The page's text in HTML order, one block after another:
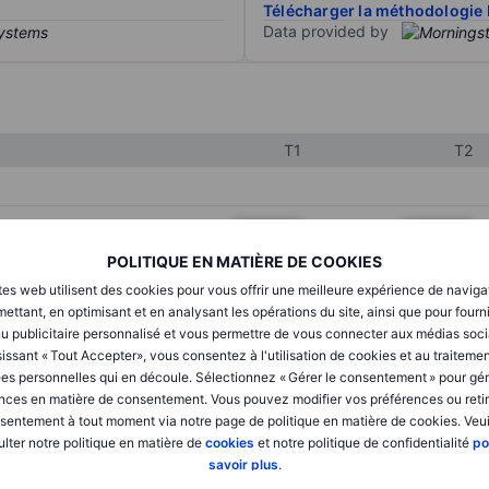
POLITIQUE EN MATIÈRE DE COOKIES
web utilisent des cookies pour vous offrir une meilleure expérience de
en optimisant et en analysant les opérations du site, ainsi que pour
publicitaire personnalisé et vous permettre de vous connecter aux médias
« Tout Accepter», vous consentez à l'utilisation de cookies et au
personnelles qui en découle. Sélectionnez « Gérer le consentement » pour
en matière de consentement. Vous pouvez modifier vos préférences ou
à tout moment via notre page de politique en matière de cookies.
notre politique en matière de cookies et notre politique de confidentialité
savoir plus.
Télécharger la méthodologie
Data provided by
T1 T2
XXXXXXX XXXXXXX
XXXXXXX
XXXXXXX XXXXXXX
XXXXXXX XXXXXXX
XXXXXXX XXXXXXX